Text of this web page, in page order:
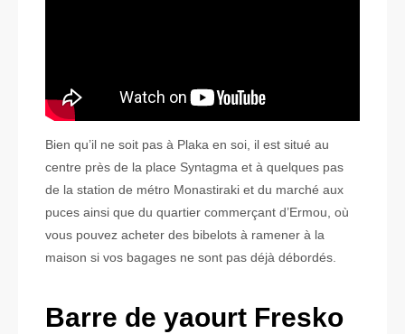
Bien qu’il ne soit pas à Plaka en soi, il est situé au
centre près de la place Syntagma et à quelques pas
de la station de métro Monastiraki et du marché aux
puces ainsi que du quartier commerçant d’Ermou, où
vous pouvez acheter des bibelots à ramener à la
maison si vos bagages ne sont pas déjà débordés.
Barre de yaourt Fresko